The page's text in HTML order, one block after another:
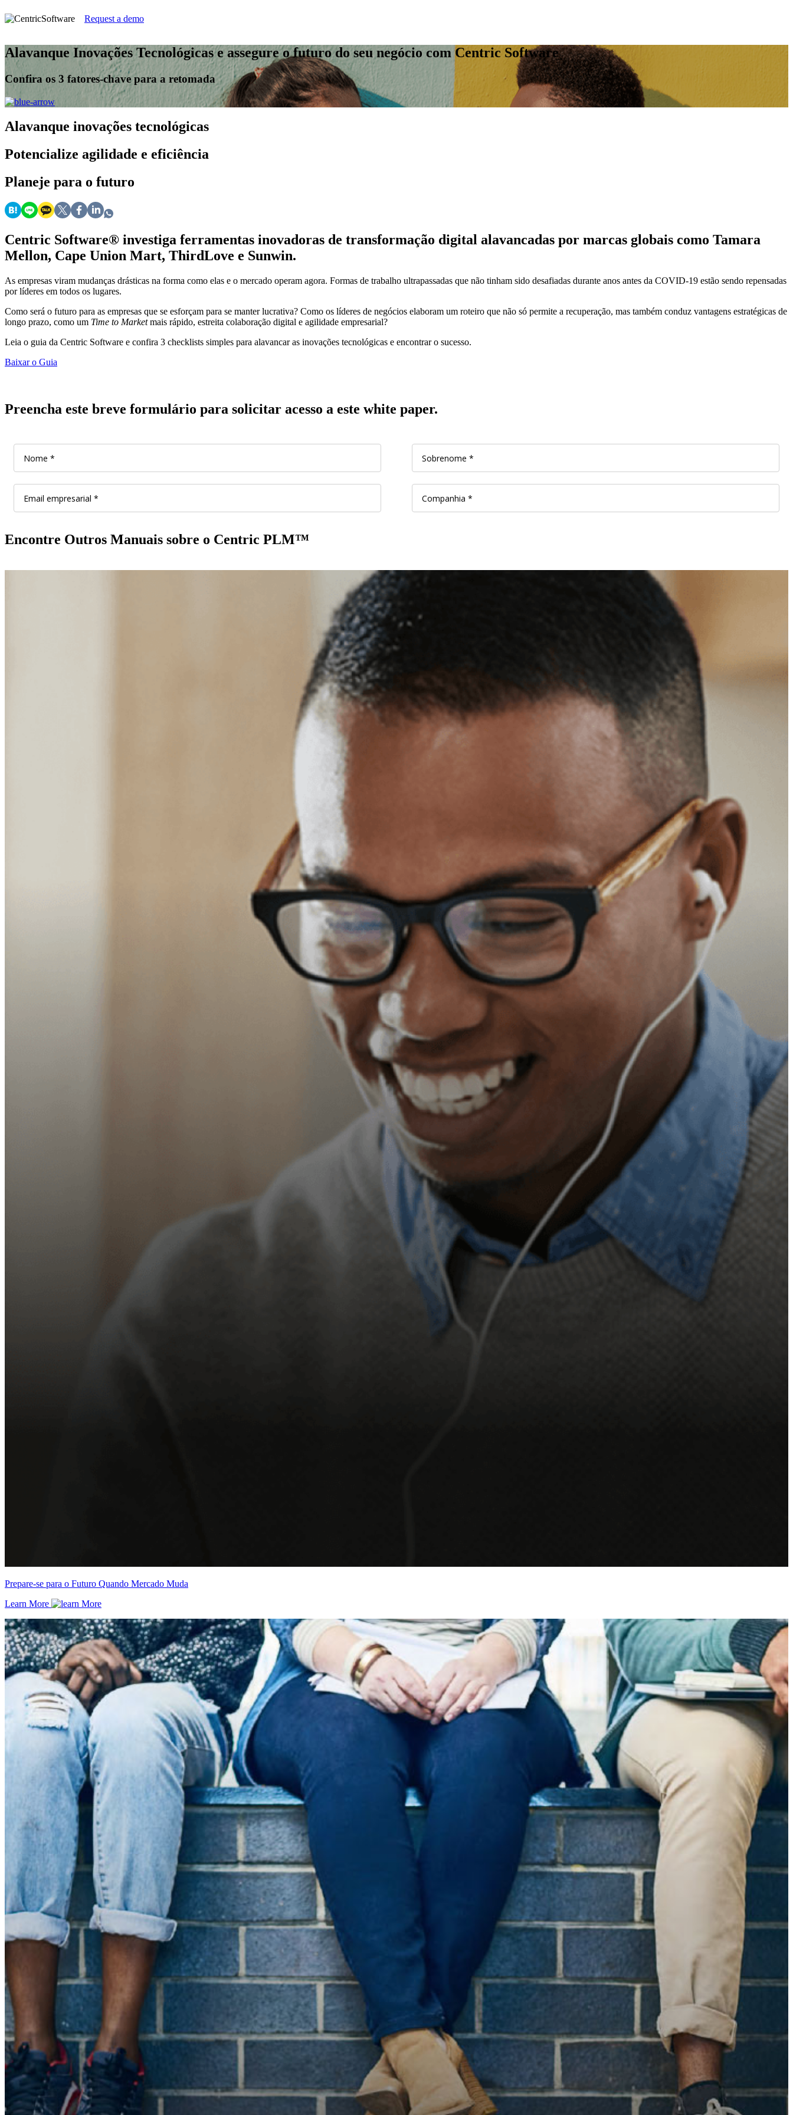
Request a demo
Alavanque Inovações Tecnológicas e assegure o futuro do seu negócio com Centric Software
Confira os 3 fatores-chave para a retomada
Alavanque inovações tecnológicas
Potencialize agilidade e eficiência
Planeje para o futuro
Centric Software® investiga ferramentas inovadoras de transformação digital alavancadas por marcas globais como Tamara
Mellon, Cape Union Mart, ThirdLove e Sunwin.
As empresas viram mudanças drásticas na forma como elas e o mercado operam agora. Formas de trabalho ultrapassadas que não tinham sido desafiadas durante anos antes da COVID-19 estão sendo repensadas
por líderes em todos os lugares.
Como será o futuro para as empresas que se esforçam para se manter lucrativa? Como os líderes de negócios elaboram um roteiro que não só permite a recuperação, mas também conduz vantagens estratégicas de
longo prazo, como um Time to Marketmais rápido, estreita colaboração digital e agilidade empresarial?
Leia o guia da Centric Software e confira 3 checklists simples para alavancar as inovações tecnológicas e encontrar o sucesso.
Baixar o Guia
Preencha este breve formulário para solicitar acesso a este white paper.
Encontre Outros Manuais sobre o Centric PLM™️
Prepare-se para o Futuro Quando Mercado Muda
Learn More